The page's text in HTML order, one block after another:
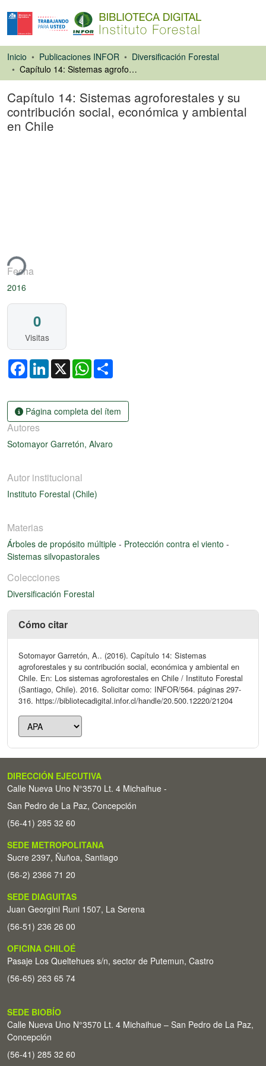
Inicio Publicaciones INFOR
Diversificación Forestal
Capítulo 14: Sistemas agroforestales y su contribución social, económica y ambiental en Chile
Capítulo 14: Sistemas agroforestales y su
contribución social, económica y ambiental
en Chile
Fecha
2016
0
Visitas
FacebookLinkedIn
X WhatsApp
Página completa del ítem
Autores
Sotomayor Garretón, Alvaro
Autor institucional
Instituto Forestal (Chile)
Materias
Árboles de propósito múltiple - Protección contra el viento -
Sistemas silvopastorales
Colecciones
Diversificación Forestal
Cómo citar
Sotomayor Garretón, A.. (2016). Capítulo 14: Sistemas
agroforestales y su contribución social, económica y ambiental en
Chile. En: Los sistemas agroforestales en Chile / Instituto Forestal
(Santiago, Chile). 2016. Solicitar como: INFOR/564. páginas 297-
316. https://bibliotecadigital.infor.cl/handle/20.500.12220/21204
DIRECCIÓN EJECUTIVA
Calle Nueva Uno N°3570 Lt. 4 Michaihue -
San Pedro de La Paz, Concepción
(56-41) 285 32 60
SEDE METROPOLITANA
Sucre 2397, Ñuñoa, Santiago
(56-2) 2366 71 20
SEDE DIAGUITAS
Juan Georgini Runi 1507, La Serena
(56-51) 236 26 00
OFICINA CHILOÉ
Pasaje Los Queltehues s/n, sector de Putemun, Castro
(56-65) 263 65 74
SEDE BIOBÍO
Calle Nueva Uno N°3570 Lt. 4 Michaihue – San Pedro de La Paz,
Concepción
(56-41) 285 32 60